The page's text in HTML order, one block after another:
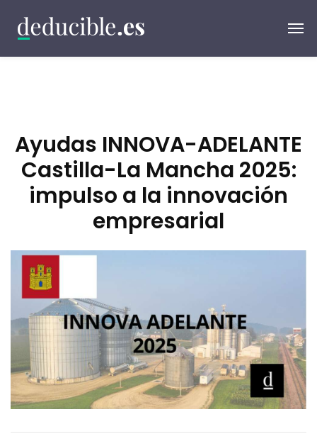
Ayudas INNOVA-ADELANTE
Castilla-La Mancha 2025:
impulso a la innovación
empresarial